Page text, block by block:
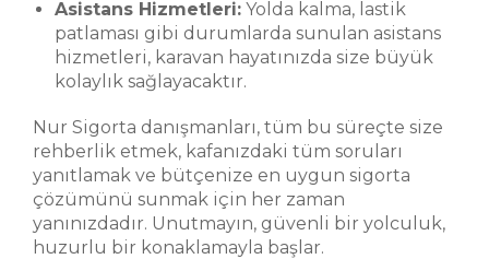
Asistans Hizmetleri: Yolda kalma, lastik
patlaması gibi durumlarda sunulan asistans
hizmetleri, karavan hayatınızda size büyük
kolaylık sağlayacaktır.
Nur Sigorta danışmanları, tüm bu süreçte size
rehberlik etmek, kafanızdaki tüm soruları
yanıtlamak ve bütçenize en uygun sigorta
çözümünü sunmak için her zaman
yanınızdadır. Unutmayın, güvenli bir yolculuk,
huzurlu bir konaklamayla başlar.